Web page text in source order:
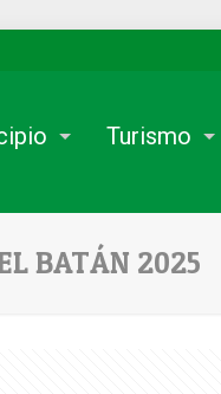
Turismo
BATÁN 2025